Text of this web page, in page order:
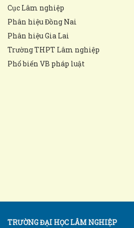
Cục Lâm nghiệp
Phân hiệu Đồng Nai
Phân hiệu Gia Lai
Trường THPT Lâm nghiệp
Phổ biến VB pháp luật
TRƯỜNG ĐẠI HỌC LÂM NGHIỆP